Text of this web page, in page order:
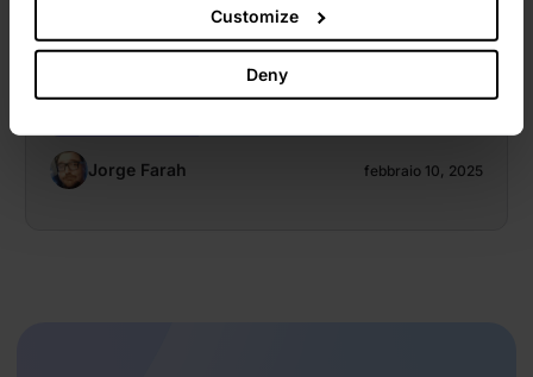
Customize
Deny
Jorge Farah febbraio 10, 2025